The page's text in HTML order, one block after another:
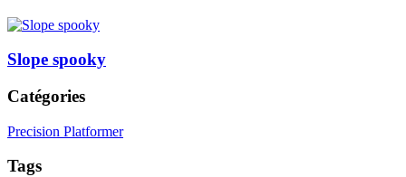
Slope spooky
Catégories
Precision Platformer
Tags